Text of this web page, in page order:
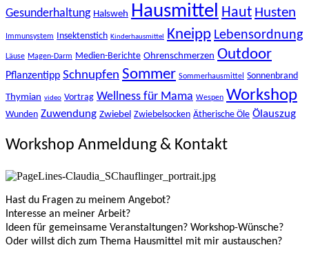
Gesunderhaltung Halsweh Hausmittel Haut Husten
Immunsystem Insektenstich Kinderhausmittel Kneipp Lebensordnung
Läuse Magen-Darm Medien-Berichte Ohrenschmerzen Outdoor
Pflanzentipp Schnupfen Sommer Sommerhausmittel Sonnenbrand
Thymian video Vortrag Wellness für Mama Wespen Workshop
Wunden Zuwendung Zwiebel Zwiebelsocken Ätherische Öle Ölauszug
Workshop Anmeldung & Kontakt
Hast du Fragen zu meinem Angebot?
Interesse an meiner Arbeit?
Ideen für gemeinsame Veranstaltungen? Workshop-Wünsche?
Oder willst dich zum Thema Hausmittel mit mir austauschen?